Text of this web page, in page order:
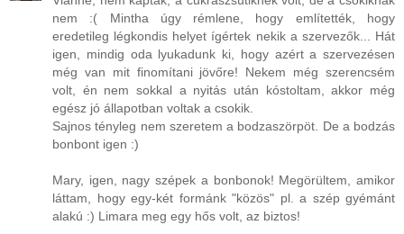
nem :( Mintha úgy rémlene, hogy említették, hogy
eredetileg légkondis helyet ígértek nekik a szervezők... Hát
igen, mindig oda lyukadunk ki, hogy azért a szervezésen
még van mit finomítani jövőre! Nekem még szerencsém
volt, én nem sokkal a nyitás után kóstoltam, akkor még
egész jó állapotban voltak a csokik.
Sajnos tényleg nem szeretem a bodzaszörpöt. De a bodzás
bonbont igen :)
Mary, igen, nagy szépek a bonbonok! Megörültem, amikor
láttam, hogy egy-két formánk "közös" pl. a szép gyémánt
alakú :) Limara meg egy hős volt, az biztos!